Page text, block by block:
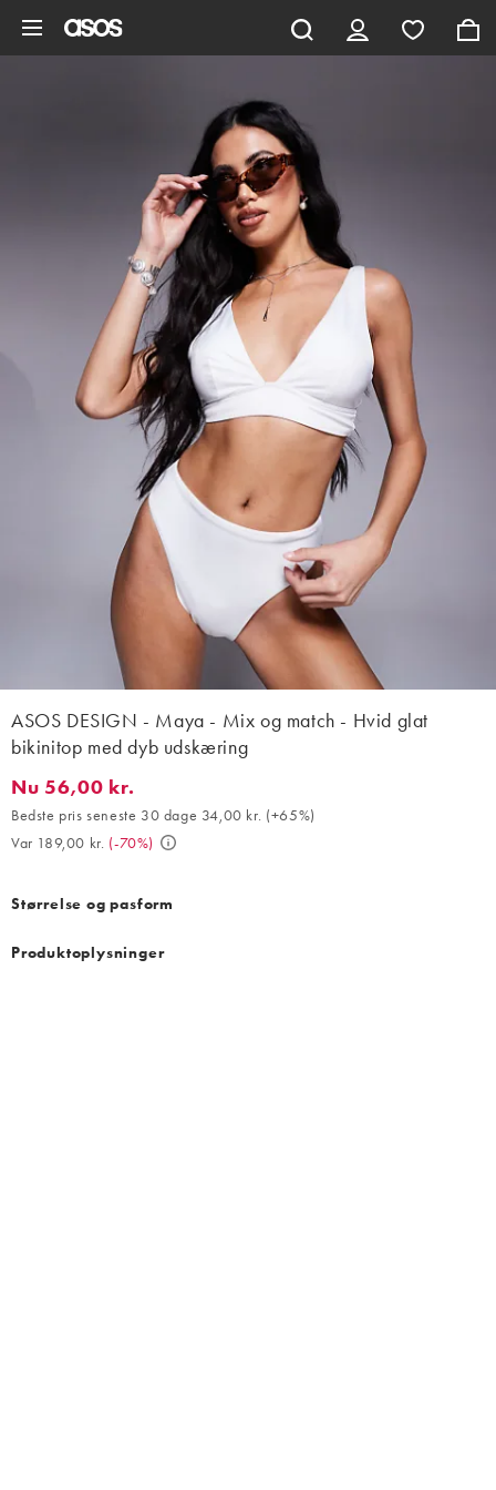
ASOS DESIGN - Maya - Mix og match - Hvid glat
bikinitop med dyb udskæring
Nu 56,00 kr.. Bedste pris seneste 30 dage 34,00 kr. (+65%).
Nu 56,00 kr.
Bedste pris seneste 30 dage 34,00 kr. (+65%)
Var 189,00 kr. (-70%)
Størrelse og pasform
Produktoplysninger